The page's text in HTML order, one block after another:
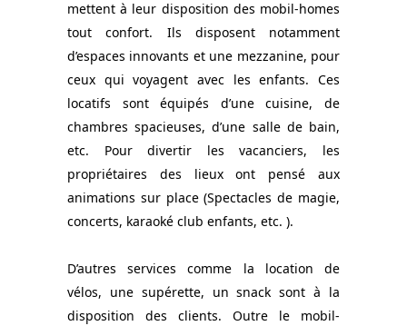
mettent à leur disposition des mobil-homes
tout confort. Ils disposent notamment
d’espaces innovants et une mezzanine, pour
ceux qui voyagent avec les enfants. Ces
locatifs sont équipés d’une cuisine, de
chambres spacieuses, d’une salle de bain,
etc. Pour divertir les vacanciers, les
propriétaires des lieux ont pensé aux
animations sur place (Spectacles de magie,
concerts, karaoké club enfants, etc. ).
D’autres services comme la location de
vélos, une supérette, un snack sont à la
disposition des clients. Outre le mobil-